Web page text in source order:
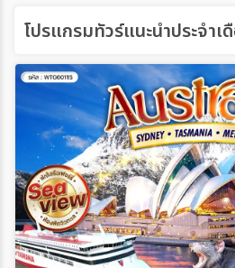
โปรแกรมทัวร์แนะนำประจำเ